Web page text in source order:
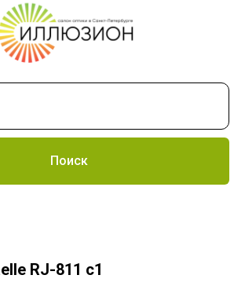
Поиск
RJ-811 c1